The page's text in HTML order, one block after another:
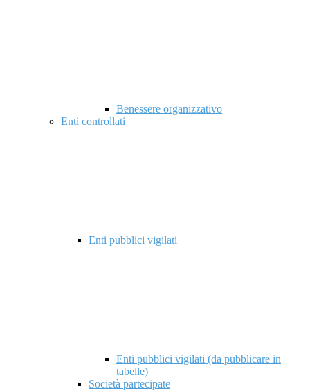
Benessere organizzativo
Enti controllati
Enti pubblici vigilati
Enti pubblici vigilati (da pubblicare in
tabelle)
Società partecipate